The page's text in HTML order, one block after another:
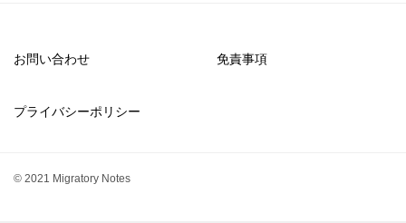
お問い合わせ 免責事項
プライバシーポリシー
© 2021 Migratory Notes